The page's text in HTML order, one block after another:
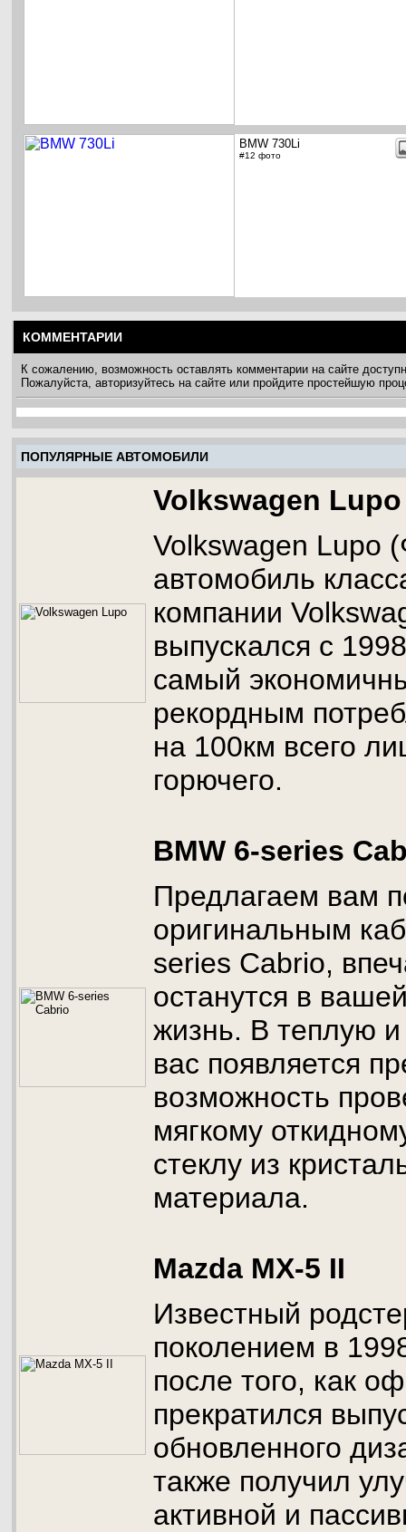
BMW 730Li
#12 фото
КОММЕНТАРИИ
К сожалению, возможность оставлять комментарии на сайте
Пожалуйста, авторизуйтесь на сайте или пройдите простейшую
ПОПУЛЯРНЫЕ АВТОМОБИЛИ
Volkswagen Lupo
Volkswagen Lupo
автомобиль
компании
выпускался с
самый
рекордным
на 100км всего
горючего.
BMW 6-series
Предлагаем вам
оригинальным
series Cabrio,
останутся в
жизнь. В теплую и
вас появляется
возможность
мягкому
стеклу из
материала.
Mazda MX-5 II
Известный
поколением в
после того, как
прекратился
обновленного
также получил
активной и